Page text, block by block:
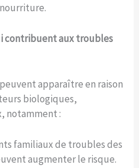
contribuent aux troubles
apparaître en raison
biologiques,
notamment :
familiaux de troubles des
augmenter le risque.